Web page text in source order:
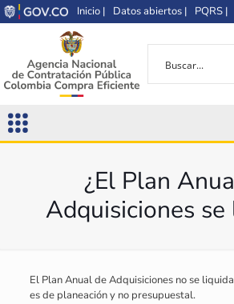
Inicio | Datos abiertos | PQRS |
¿El Plan
Adquisiciones se
El Plan Anual de Adquisiciones no se
es de planeación y no presupuestal.